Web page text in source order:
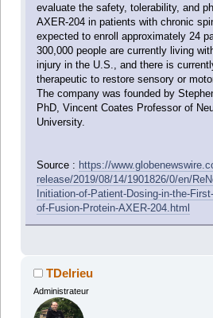
evaluate the safety, tolerability, and
AXER-204 in patients with chronic
expected to enroll approximately 24
300,000 people are currently living
injury in the U.S., and there is
therapeutic to restore sensory or
The company was founded by
PhD, Vincent Coates Professor of
University.
Source : https://
release/2019/08/14/1901826/0/en/
Initiation-of-Patient-Dosing-in-the-
of-Fusion-Protein-AXER-204.html
TDelrieu
Administrateur